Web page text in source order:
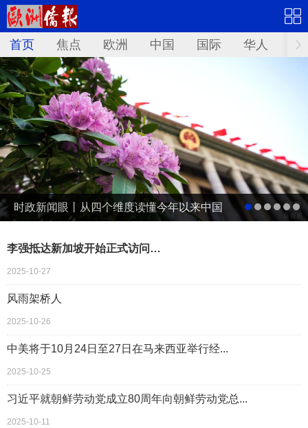
首页 焦点 欧洲 中国 国际 华人 文
时政新闻眼丨从四个维度读懂今年以来中国
李强抵达新加坡开始正式访问…
2025-10-27
风雨架桥人
2025-10-26
中美将于10月24日至27日在马来西亚举行经...
2025-10-25
习近平就朝鲜劳动党成立80周年向朝鲜劳动党总...
2025-10-11